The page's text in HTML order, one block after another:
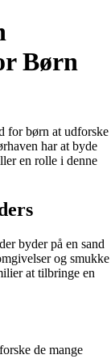
Børn
for børn at udforske
har at byde
en rolle i denne
byder på en sand
og smukke
at tilbringe en
de mange